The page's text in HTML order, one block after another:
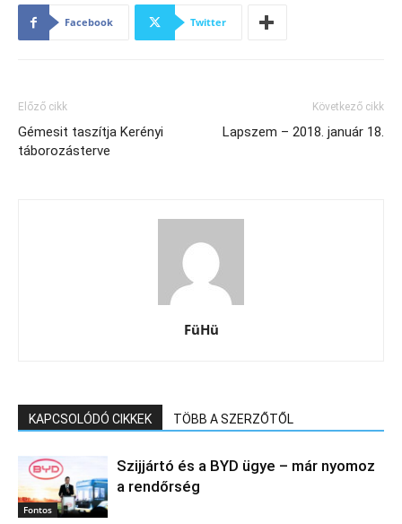
Facebook Twitter
Előző cikk
Gémesit taszítja Kerényi
táborozásterve
Következő cikk
Lapszem – 2018. január 18.
FüHü
KAPCSOLÓDÓ CIKKEK TÖBB A SZERZŐTŐL
Fontos
Szijjártó és a BYD ügye – már nyomoz
a rendőrség